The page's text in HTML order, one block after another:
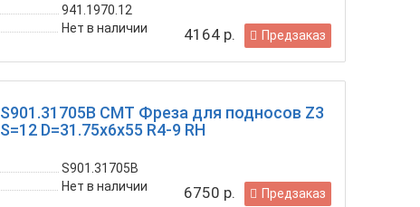
941.1970.12
Нет в наличии 4164 р. Предзаказ
S901.31705B CMT Фреза для подносов Z3
S=12 D=31.75x6x55 R4-9 RH
S901.31705B
Нет в наличии 6750 р. Предзаказ